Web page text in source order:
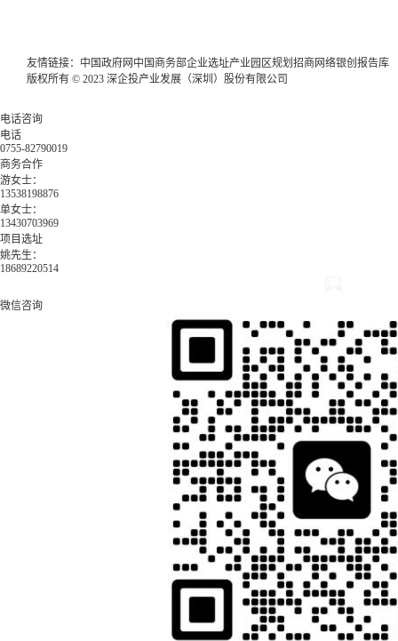
友情链接： 中国政府网 中国商务部企业选址产业园区规划 招商网络银创报告库
版权所有 © 2023 深企投产业发展（深圳）股份有限公司
电话咨询
电话
0755-82790019
商务合作
游女士：
13538198876
单女士：
13430703969
项目选址
姚先生：
18689220514
微信咨询